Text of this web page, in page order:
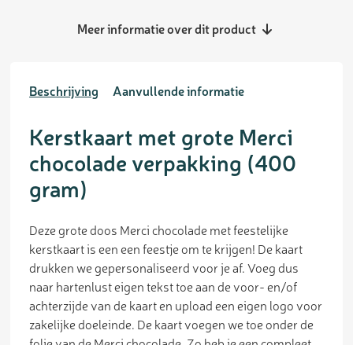
Meer informatie over dit product
Beschrijving Aanvullende informatie
Kerstkaart met grote Merci
chocolade verpakking (400
gram)
Deze grote doos Merci chocolade met feestelijke
kerstkaart is een een feestje om te krijgen! De kaart
drukken we gepersonaliseerd voor je af. Voeg dus
naar hartenlust eigen tekst toe aan de voor- en/of
achterzijde van de kaart en upload een eigen logo voor
zakelijke doeleinde. De kaart voegen we toe onder de